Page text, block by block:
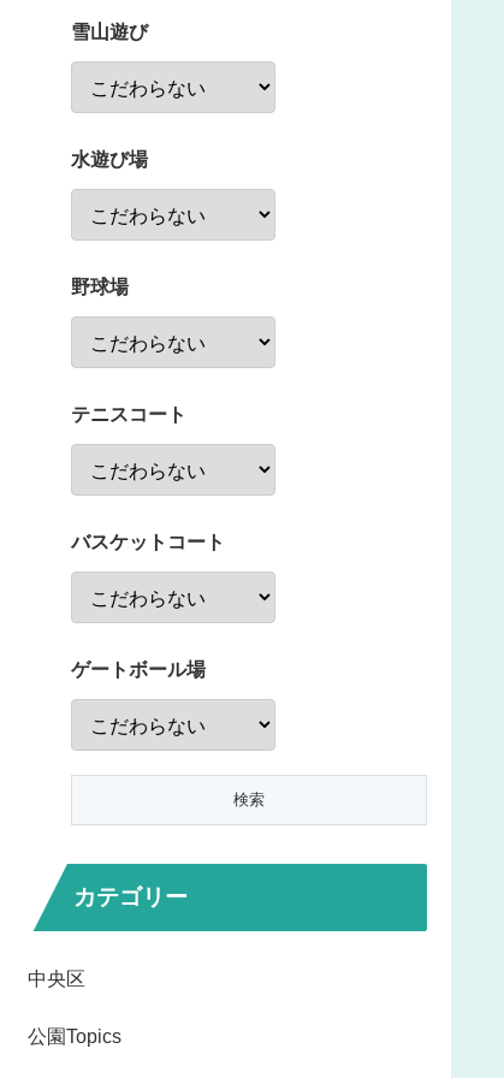
雪山遊び
水遊び場
野球場
テニスコート
バスケットコート
ゲートボール場
カテゴリー
中央区
公園Topics